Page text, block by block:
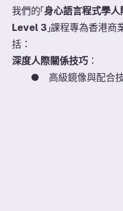
我們的「身心語言程式學
Level 3 」課程專為香港
括：
深度人際關係技巧 ：
●
高級鏡像與配合